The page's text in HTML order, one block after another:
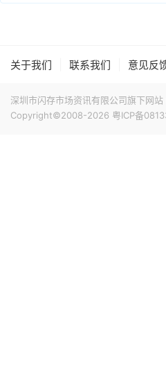
关于我们 联系我们 意见反
深圳市闪存市场资讯有限公司旗下网
Copyright©2008-2026 粤ICP备